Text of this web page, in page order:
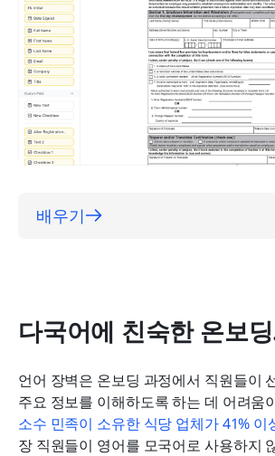
배우기
다국어에 친숙한 온보
언어 장벽은 온보딩 과정에서 직원들이
소수 민족이 소유한 식당 업체가 41% 이
장 직원들이 영어를 모국어로 사용하지